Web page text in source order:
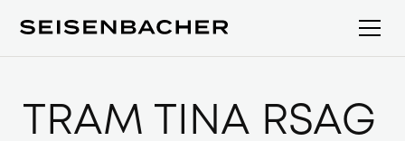
TRAM TINA RSAG